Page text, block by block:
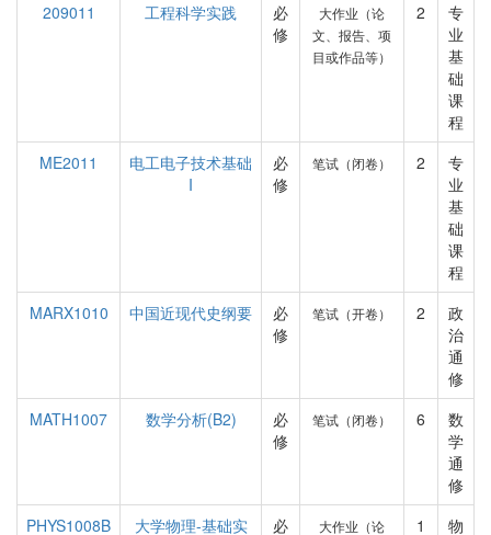
209011 工程科学实践
必
修
大作业（论
文、报告、项
目或作品等）
2
专
业
基
础
课
程
ME2011
电工电子技术基础
I
必
修
笔试（闭卷） 2
专
业
基
础
课
程
MARX1010
中国近现代史纲要
必
修
笔试（开卷） 2
政
治
通
修
MATH1007
数学分析(B2)
必
修
笔试（闭卷） 6
数
学
通
修
PHYS1008B
大学物理-基础实 必 大作业（论 1 物